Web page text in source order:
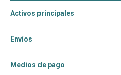
Activos principales
Envíos
Medios de pago